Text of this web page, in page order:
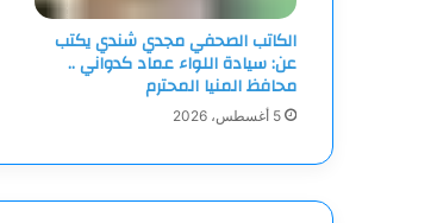
الكاتب الصحفي مجدي شندي يكتب
عن: سيادة اللواء عماد كدواني ..
محافظ المنيا المحترم
5 أغسطس، 2026